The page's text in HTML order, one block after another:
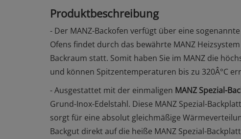
Produktbeschreibung
- Der MANZ-Backofen verfügt über eine sogenannte
Ofens findet durch das bewährte MANZ
Backraum statt. Somit haben Sie im MANZ die
und können Spitzentemperaturen bis zu 320Â°C
- Ausgestattet mit der einmaligen MANZ Spezial-
Grund-Inox-Edelstahl. Diese MANZ Spezial-
sorgt für eine absolut gleichmäßige
Backgut direkt auf die heiße MANZ Spezial-